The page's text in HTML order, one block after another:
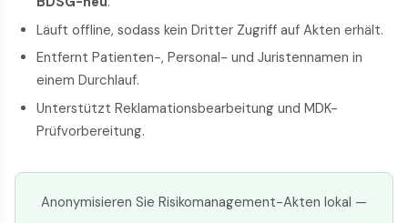
Läuft offline, sodass kein Dritter Zugriff auf Akten erhält.
Entfernt Patienten-, Personal- und Juristennamen in
einem Durchlauf.
Unterstützt Reklamationsbearbeitung und MDK-
Prüfvorbereitung.
Anonymisieren Sie Risikomanagement-Akten lokal —